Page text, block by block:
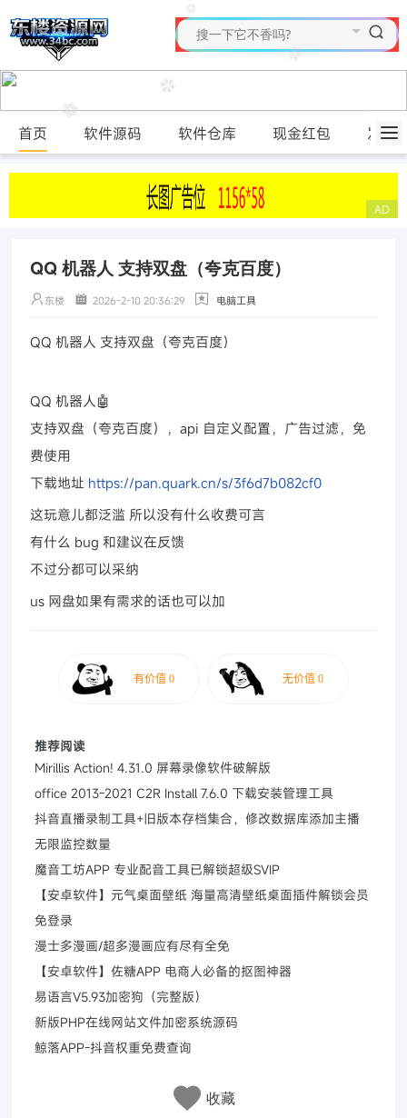
首页 软件源码 软件仓库 现金红包 发布
QQ 机器人 支持双盘（夸克百度）
东楼 2026-2-10 20:36:29 电脑工具
QQ 机器人 支持双盘（夸克百度）
QQ 机器人🤖
支持双盘（夸克百度），api 自定义配置，广告过滤，免
费使用
下载地址 https://pan.quark.cn/s/3f6d7b082cf0
这玩意儿都泛滥 所以没有什么收费可言
有什么 bug 和建议在反馈
不过分都可以采纳
us 网盘如果有需求的话也可以加
推荐阅读
Mirillis Action! 4.31.0 屏幕录像软件破解版
office 2013-2021 C2R Install 7.6.0 下载安装管理工具
抖音直播录制工具+旧版本存档集合，修改数据库添加主播
无限监控数量
魔音工坊APP 专业配音工具已解锁超级SVIP
【安卓软件】元气桌面壁纸 海量高清壁纸桌面插件解锁会员
免登录
漫士多漫画/超多漫画应有尽有全免
【安卓软件】佐糖APP 电商人必备的抠图神器
易语言V5.93加密狗（完整版）
新版PHP在线网站文件加密系统源码
鲸落APP-抖音权重免费查询
收藏